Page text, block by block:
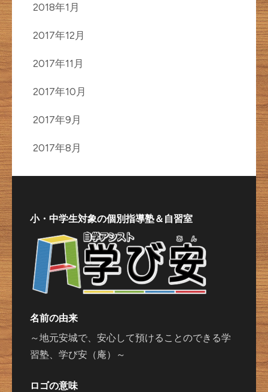
2018年1月
2017年12月
2017年11月
2017年10月
2017年9月
2017年8月
小・中学生対象の個別指導塾＆自習室
名前の由来
～地元安城で、安心して預けることのできる学
習塾、学び安（庵）～
ロゴの意味